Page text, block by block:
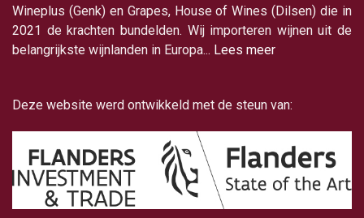
Wineplus (Genk) en Grapes, House of Wines (Dilsen) die in
2021 de krachten bundelden. Wij importeren wijnen uit de
belangrijkste wijnlanden in Europa... Lees meer
Deze website werd ontwikkeld met de steun van: